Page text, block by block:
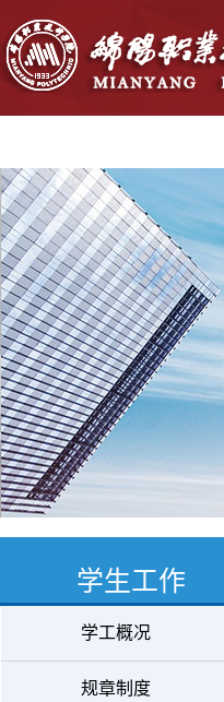
学生工作
学工概况
规章制度